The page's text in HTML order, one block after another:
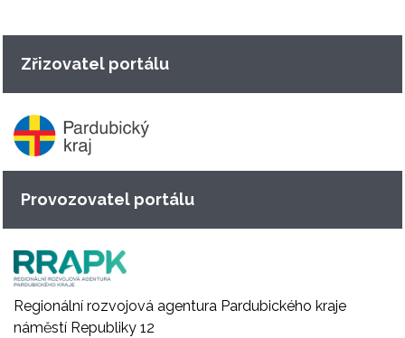
Zřizovatel portálu
Provozovatel portálu
Regionální rozvojová agentura Pardubického kraje
náměstí Republiky 12